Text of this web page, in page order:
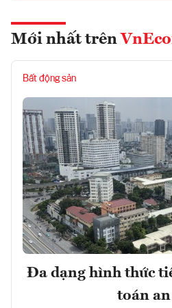
Mới nhất trên
Bất động sản
Đa dạng hình thức
toán an